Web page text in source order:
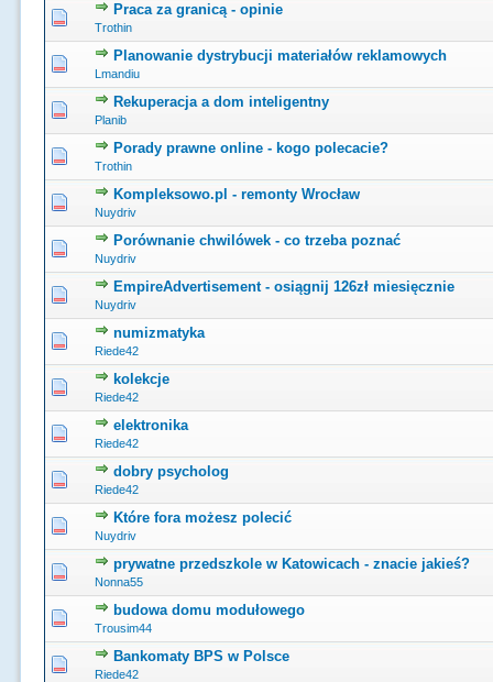
Praca za granicą - opinie
Trothin
0 głosów - średnia ocena: 0 na 5 gwiazdek
123 45
Planowanie dystrybucji materiałów reklamowych
Lmandiu
0 głosów - średnia ocena: 0 na 5 gwiazdek
12345
Rekuperacja a dom inteligentny
Planib
0 głosów - średnia ocena: 0 na 5 gwiazdek
1234 5
Porady prawne online - kogo polecacie?
Trothin
0 głosów - średnia ocena: 0 na 5 gwiazdek
1 23 45
Kompleksowo.pl - remonty Wrocław
Nuydriv
0 głosów - średnia ocena: 0 na 5 gwiazdek
12 34 5
Porównanie chwilówek - co trzeba poznać
Nuydriv
0 głosów - średnia ocena: 0 na 5 gwiazdek
12345
EmpireAdvertisement - osiągnij 126zł miesięcznie
Nuydriv
0 głosów - średnia ocena: 0 na 5 gwiazdek
12345
numizmatyka
Riede42
0 głosów - średnia ocena: 0 na 5 gwiazdek
kolekcje
Riede42
0 głosów - średnia ocena: 0 na 5 gwiazdek
elektronika
Riede42
0 głosów - średnia ocena: 0 na 5 gwiazdek
dobry psycholog
Riede42
0 głosów - średnia ocena: 0 na 5 gwiazdek
123
Które fora możesz polecić
Nuydriv
0 głosów - średnia ocena: 0 na 5 gwiazdek
12345
prywatne przedszkole w Katowicach - znacie jakieś?
Nonna55
0 głosów - średnia ocena: 0 na 5 gwiazdek
12345
budowa domu modułowego
Trousim44
0 głosów - średnia ocena: 0 na 5 gwiazdek
12 345
Bankomaty BPS w Polsce
Riede42
0 głosów - średnia ocena: 0 na 5 gwiazdek
12 34 5